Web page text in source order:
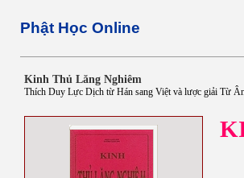
Phật Học Online
Kinh Thủ Lăng Nghiêm
Thích Duy Lực Dịch từ Hán sang Việt và lược giải Từ